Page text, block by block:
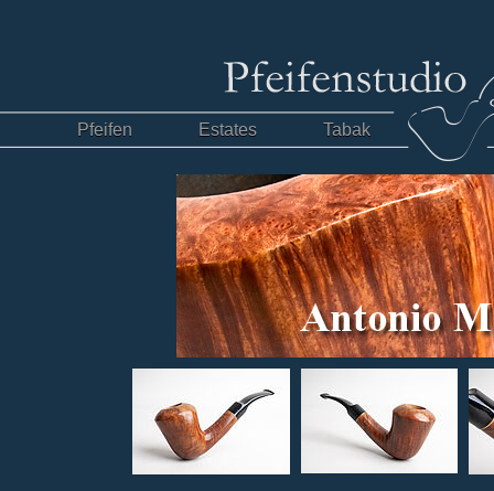
Pfeifen Estates Tabak